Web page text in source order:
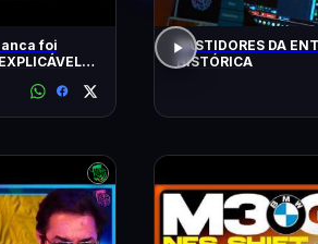
foi
BASTIDORES DA
HISTÓRICA